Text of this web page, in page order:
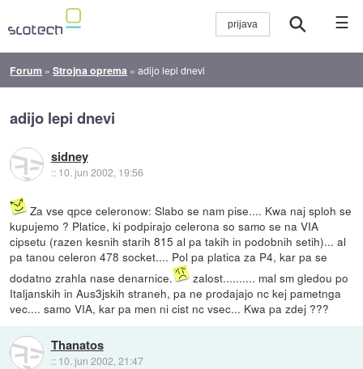
☰
Forum »Strojna oprema »adijo lepi dnevi
adijo lepi dnevi
sidney
:: 10. jun 2002, 19:56
Za vse qpce celeronow: Slabo se nam pise.... Kwa naj sploh se
kupujemo ? Platice, ki podpirajo celerona so samo se na VIA
cipsetu (razen kesnih starih 815 al pa takih in podobnih setih)... al
pa tanou celeron 478 socket.... Pol pa platica za P4, kar pa se
dodatno zrahla nase denarnice.
zalost.......... mal sm gledou po
Italjanskih in Aus3jskih straneh, pa ne prodajajo nc kej pametnga
vec.... samo VIA, kar pa men ni cist nc vsec... Kwa pa zdej ???
Thanatos
:: 10. jun 2002, 21:47